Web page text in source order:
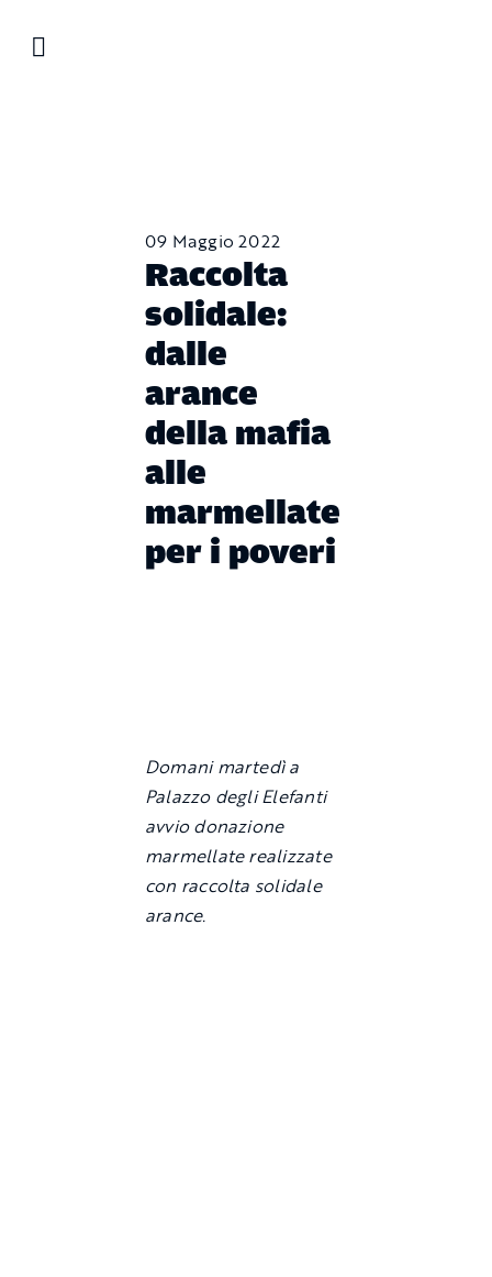
09 Maggio 2022
Raccolta
solidale:
dalle
arance
della mafia
alle
marmellate
per i poveri
Domani martedì a
Palazzo degli Elefanti
avvio donazione
marmellate realizzate
con raccolta solidale
arance.